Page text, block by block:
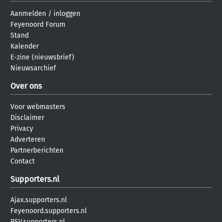
Aanmelden / inloggen
Feyenoord Forum
Stand
Kalender
E-zine (nieuwsbrief)
Nieuwsarchief
Over ons
Voor webmasters
Disclaimer
Privacy
Adverteren
Partnerberichten
Contact
Supporters.nl
Ajax.supporters.nl
Feyenoord.supporters.nl